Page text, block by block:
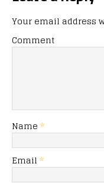
Your email address
Comment
Name *
Email *